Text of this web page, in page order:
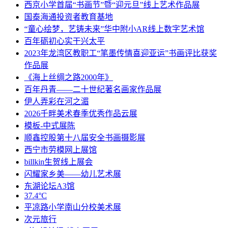
西京小学首届“书画节”暨“迎元旦”线上艺术作品展
国泰海通投资者教育基地
“童心绘梦，艺铸未来”华中附小AR线上数字艺术馆
百年砺初心实干兴太平
2023年龙湾区教职工“笔墨传情喜迎亚运”书画评比获奖
作品展
《海上丝绸之路2000年》
百年丹青——二十世纪著名画家作品展
伊人弄彩在河之湄
2026千畔美术春季优秀作品云展
模板-中式展陈
顺鑫控股第十八届安全书画摄影展
西宁市劳模网上展馆
billkin生贺线上展会
闪耀家乡美——幼儿艺术展
东湖论坛A3馆
37.4°C
平凉路小学南山分校美术展
次元旅行